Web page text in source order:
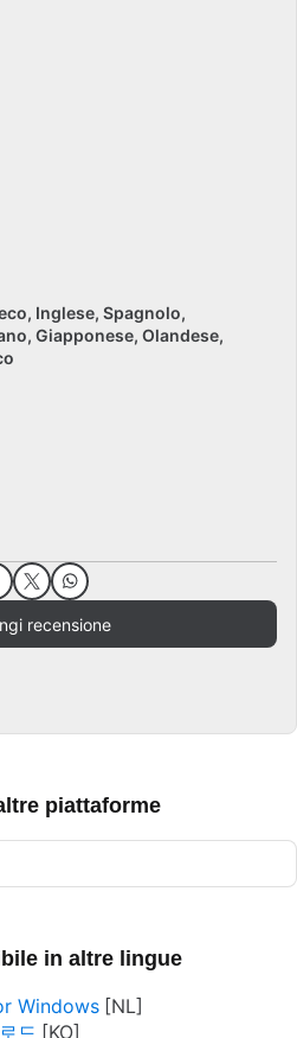
Inglese Spagnolo
Giapponese Olandese
recensione
piattaforme
in altre lingue
Windows
드